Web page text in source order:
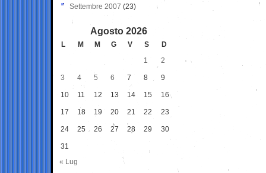
Settembre 2007 (23)
Agosto 2026
L M M G V S
D
1
2
3 4 5 6 7 8 9
10 11 12 13 14 15 16
17 18 19 20 21 22 23
24 25 26 27 28 29 30
31
« Lug